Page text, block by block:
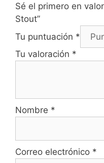
Sé el primero en
Stout”
Tu puntuación *
Tu valoración *
Nombre *
Correo electrónico *